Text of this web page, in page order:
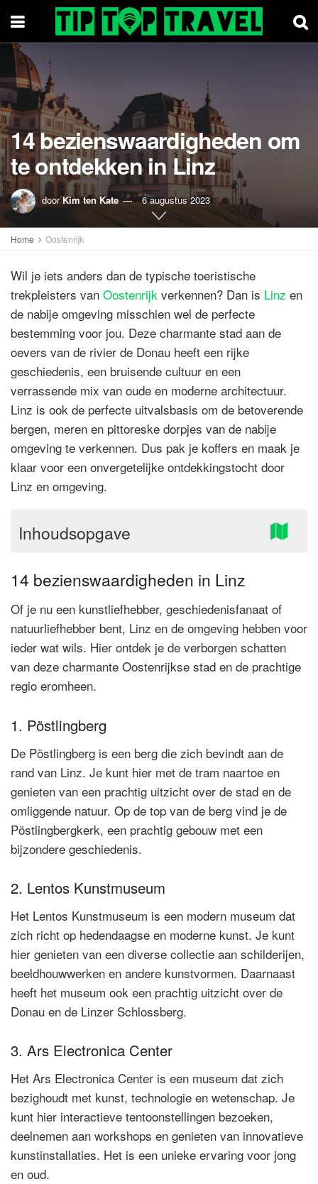
14 bezienswaardigheden om
te ontdekken in Linz
door Kim ten Kate 6 augustus 2023
Home Oostenrijk
Wil je iets anders dan de typische toeristische
trekpleisters van Oostenrijk verkennen? Dan is Linz en
de nabije omgeving misschien wel de perfecte
bestemming voor jou. Deze charmante stad aan de
oevers van de rivier de Donau heeft een rijke
geschiedenis, een bruisende cultuur en een
verrassende mix van oude en moderne architectuur.
Linz is ook de perfecte uitvalsbasis om de betoverende
bergen, meren en pittoreske dorpjes van de nabije
omgeving te verkennen. Dus pak je koffers en maak je
klaar voor een onvergetelijke ontdekkingstocht door
Linz en omgeving.
Inhoudsopgave
14 bezienswaardigheden in Linz
Of je nu een kunstliefhebber, geschiedenisfanaat of
natuurliefhebber bent, Linz en de omgeving hebben voor
ieder wat wils. Hier ontdek je de verborgen schatten
van deze charmante Oostenrijkse stad en de prachtige
regio eromheen.
1. Pöstlingberg
De Pöstlingberg is een berg die zich bevindt aan de
rand van Linz. Je kunt hier met de tram naartoe en
genieten van een prachtig uitzicht over de stad en de
omliggende natuur. Op de top van de berg vind je de
Pöstlingbergkerk, een prachtig gebouw met een
bijzondere geschiedenis.
2. Lentos Kunstmuseum
Het Lentos Kunstmuseum is een modern museum dat
zich richt op hedendaagse en moderne kunst. Je kunt
hier genieten van een diverse collectie aan schilderijen,
beeldhouwwerken en andere kunstvormen. Daarnaast
heeft het museum ook een prachtig uitzicht over de
Donau en de Linzer Schlossberg.
3. Ars Electronica Center
Het Ars Electronica Center is een museum dat zich
bezighoudt met kunst, technologie en wetenschap. Je
kunt hier interactieve tentoonstellingen bezoeken,
deelnemen aan workshops en genieten van innovatieve
kunstinstallaties. Het is een unieke ervaring voor jong
en oud.